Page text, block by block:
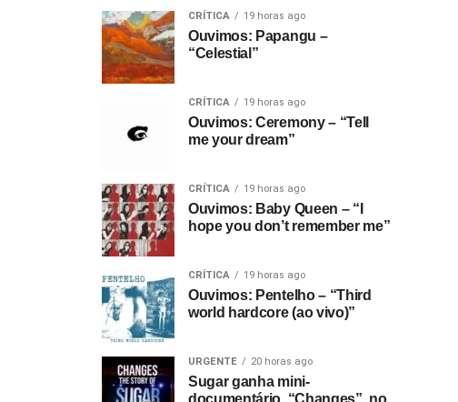
CRÍTICA 19 horas ago
Ouvimos: Papangu –
“Celestial”
CRÍTICA 19 horas ago
Ouvimos: Ceremony – “Tell
me your dream”
CRÍTICA 19 horas ago
Ouvimos: Baby Queen – “I
hope you don’t remember me”
CRÍTICA 19 horas ago
Ouvimos: Pentelho – “Third
world hardcore (ao vivo)”
URGENTE 20 horas ago
Sugar ganha mini-
documentário, “Changes”, no